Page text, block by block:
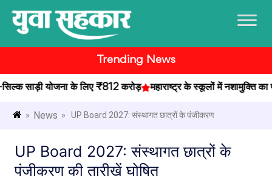
Trending News
साड़ी योजना के लिए ₹812 करोड़ महाराष्ट्र के स्कूलों में नशामुक्ति का पाठ
» News » UP Board 2027: संस्थागत छात्रों के पंजीकरण
UP Board 2027: संस्थागत छात्रों के
पंजीकरण की तारीखें घोषित